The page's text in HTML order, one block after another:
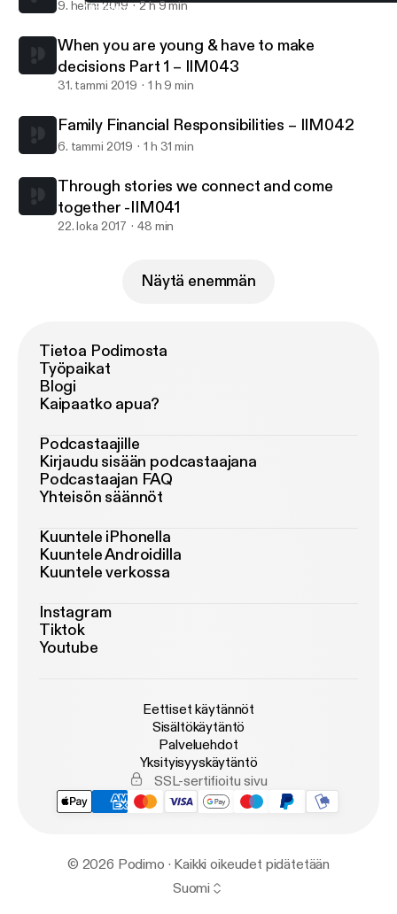
Moving into Adulthood Part 2 – IIM044
9. helmi 2019 2 h 9 min
When you are young & have to make
decisions Part 1 – IIM043
31. tammi 2019 1 h 9 min
Family Financial Responsibilities – IIM042
6. tammi 2019 1 h 31 min
Through stories we connect and come
together -IIM041
22. loka 2017 48 min
Näytä enemmän
Tietoa Podimosta
Työpaikat
Blogi
Kaipaatko apua?
Podcastaajille
Kirjaudu sisään podcastaajana
Podcastaajan FAQ
Yhteisön säännöt
Kuuntele iPhonella
Kuuntele Androidilla
Kuuntele verkossa
Instagram
Tiktok
Youtube
Eettiset käytännöt
Sisältökäytäntö
Palveluehdot
Yksityisyyskäytäntö
SSL-sertifioitu sivu
© 2026 Podimo · Kaikki oikeudet pidätetään
Suomi